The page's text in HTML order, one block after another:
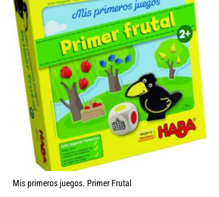
Mis primeros juegos. Primer Frutal